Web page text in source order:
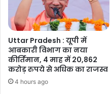
Uttar Pradesh : यूपी में
आबकारी विभाग का नया
कीर्तिमान, 4 माह में 20,862
करोड़ रुपये से अधिक का राजस्व
4 hours ago